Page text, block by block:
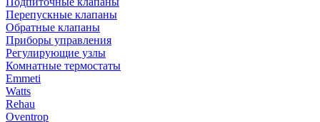
Перепускные клапаны
Обратные клапаны
Приборы управления
Регулирующие узлы
Комнатные термостаты
Emmeti
Watts
Rehau
Oventrop